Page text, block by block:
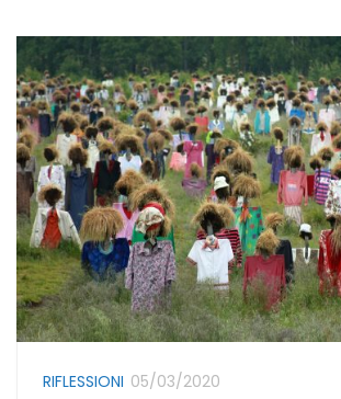
RIFLESSIONI 05/03/2020